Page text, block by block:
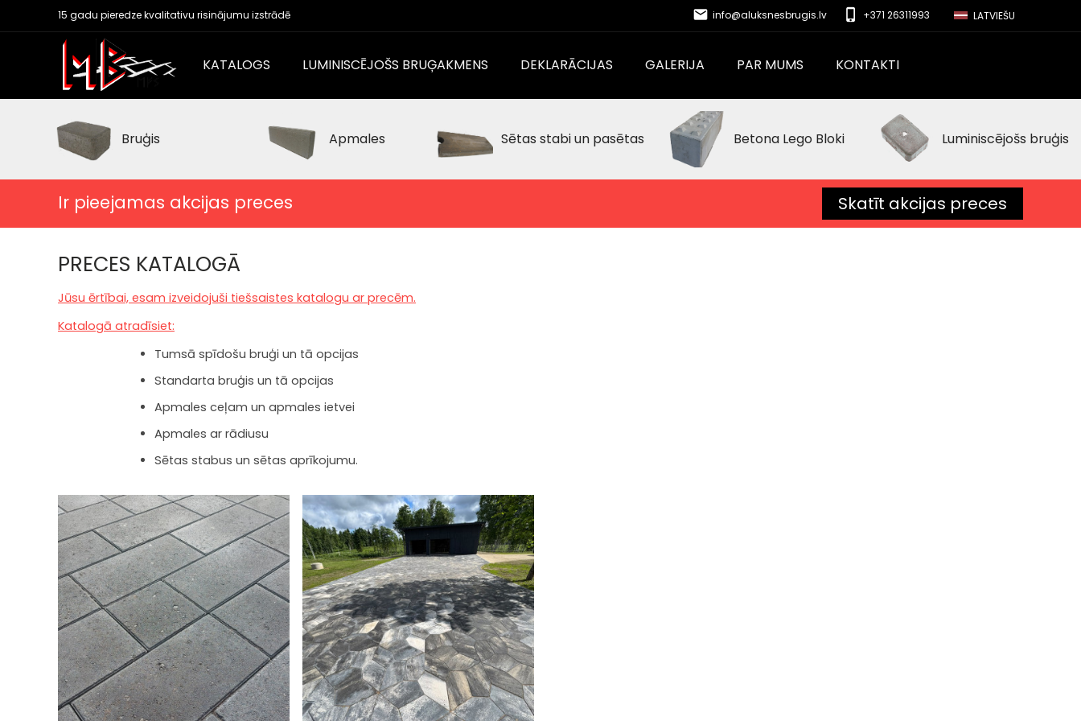
15 gadu pieredze kvalitativu risinājumu izstrādē LATVIEŠU
phone_iphone +371 26311993
email info@aluksnesbrugis.lv
KATALOGS LUMINISCĒJOŠS BRUĢAKMENS DEKLARĀCIJAS GALERIJA PAR MUMS KONTAKTI
Bruģis Apmales Sētas stabi un pasētas Betona Lego Bloki Luminiscējošs bruģis
Ir pieejamas akcijas preces Skatīt akcijas preces
PRECES KATALOGĀ
Jūsu ērtībai, esam izveidojuši tiešsaistes katalogu ar precēm.
Katalogā atradīsiet:
Tumsā spīdošu bruģi un tā opcijas
Standarta bruģis un tā opcijas
Apmales ceļam un apmales ietvei
Apmales ar rādiusu
Sētas stabus un sētas aprīkojumu.